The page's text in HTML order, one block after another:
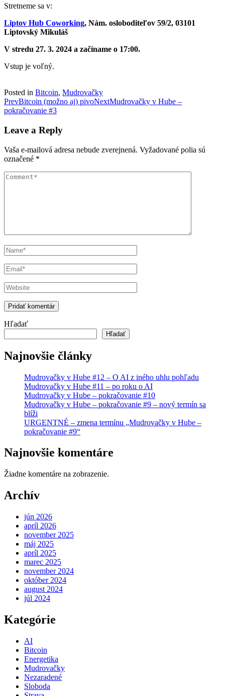
Stretneme sa v:
Liptov Hub Coworking, Nám. osloboditeľov 59/2, 03101
Liptovský Mikuláš
V stredu 27. 3. 2024 a začíname o 17:00.
Vstup je voľný.
Posted in Bitcoin, Mudrovačky
Post
navigation
PrevBitcoin (možno aj) pivoNextMudrovačky v Hube –
pokračovanie #3
Leave a Reply
Vaša e-mailová adresa nebude zverejnená. Vyžadované polia sú
označené *
Hľadať
Hľadať
Najnovšie články
Mudrovačky v Hube #12 – O AI z iného uhlu pohľadu
Mudrovačky v Hube #11 – po roku o AI
Mudrovačky v Hube – pokračovanie #10
Mudrovačky v Hube – pokračovanie #9 – nový termín sa
blíži
URGENTNÉ – zmena termínu „Mudrovačky v Hube –
pokračovanie #9“
Najnovšie komentáre
Žiadne komentáre na zobrazenie.
Archív
jún 2026
apríl 2026
november 2025
máj 2025
apríl 2025
marec 2025
november 2024
október 2024
august 2024
júl 2024
Kategórie
AI
Bitcoin
Energetika
Mudrovačky
Nezaradené
Sloboda